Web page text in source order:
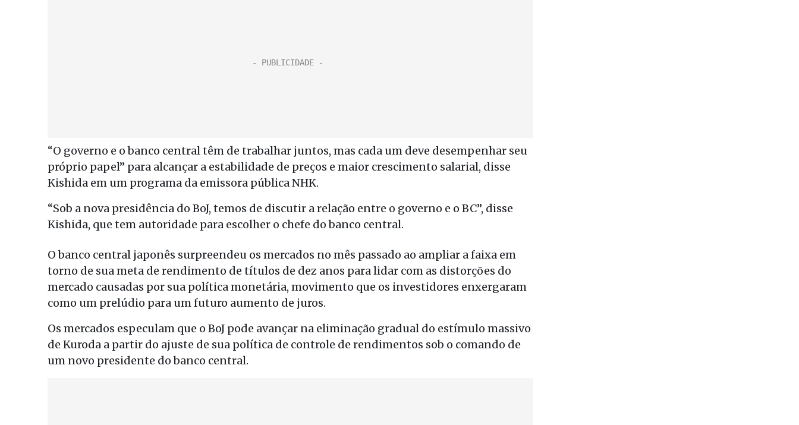
“O governo e o banco central têm de trabalhar juntos, mas cada um deve desempenhar seu
próprio papel” para alcançar a estabilidade de preços e maior crescimento salarial, disse
Kishida em um programa da emissora pública NHK.
“Sob a nova presidência do BoJ, temos de discutir a relação entre o governo e o BC”, disse
Kishida, que tem autoridade para escolher o chefe do banco central.
O banco central japonês surpreendeu os mercados no mês passado ao ampliar a faixa em
torno de sua meta de rendimento de títulos de dez anos para lidar com as distorções do
mercado causadas por sua política monetária, movimento que os investidores enxergaram
como um prelúdio para um futuro aumento de juros.
Os mercados especulam que o BoJ pode avançar na eliminação gradual do estímulo massivo
de Kuroda a partir do ajuste de sua política de controle de rendimentos sob o comando de
um novo presidente do banco central.